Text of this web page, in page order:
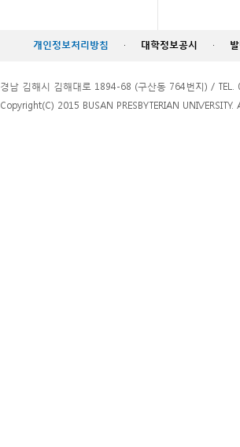
개인정보처리방침 · 대학정보공시 ·
경남 김해시 김해대로 1894-68 (구산동 764번지) /
Copyright(C) 2015 BUSAN PRESBYTERIAN